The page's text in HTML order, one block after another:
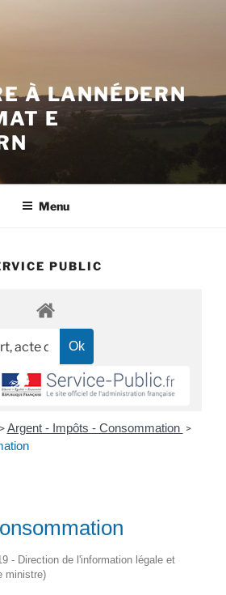
À LANNÉDERN
E
Menu
PUBLIC
> Argent - Impôts - Consommation >
- Direction de l'information légale et
ministre)